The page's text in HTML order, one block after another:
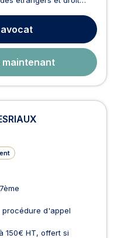
Maître Hildevert met
des ...
maintenant
procédure d'appel
150€ HT, offert si